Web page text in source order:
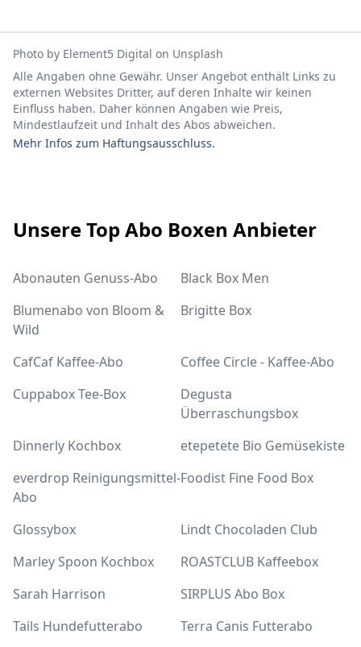
Photo by Element5 Digital on Unsplash
Alle Angaben ohne Gewähr. Unser Angebot enthält Links zu
externen Websites Dritter, auf deren Inhalte wir keinen
Einfluss haben. Daher können Angaben wie Preis,
Mindestlaufzeit und Inhalt des Abos abweichen.
Mehr Infos zum Haftungsausschluss.
Unsere Top Abo Boxen Anbieter
Abonauten Genuss-Abo
Black Box Men
Blumenabo von Bloom &
Wild
Brigitte Box
CafCaf Kaffee-Abo
Coffee Circle - Kaffee-Abo
Cuppabox Tee-Box
Degusta
Überraschungsbox
Dinnerly Kochbox
etepetete Bio Gemüsekiste
everdrop Reinigungsmittel-
Abo
Foodist Fine Food Box
Glossybox
Lindt Chocoladen Club
Marley Spoon Kochbox
ROASTCLUB Kaffeebox
Sarah Harrison
SIRPLUS Abo Box
Tails Hundefutterabo
Terra Canis Futterabo